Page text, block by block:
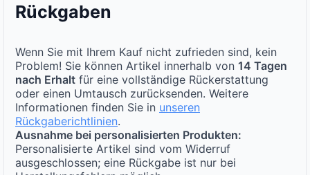
Rückgaben
Wenn Sie mit Ihrem Kauf nicht zufrieden sind, kein
Problem! Sie können Artikel innerhalb von 14 Tagen
nach Erhalt für eine vollständige Rückerstattung
oder einen Umtausch zurücksenden. Weitere
Informationen finden Sie in unseren
Rückgaberichtlinien.
Ausnahme bei personalisierten Produkten:
Personalisierte Artikel sind vom Widerruf
ausgeschlossen; eine Rückgabe ist nur bei